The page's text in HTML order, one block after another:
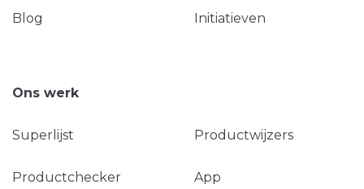
Blog Initiatieven
Ons werk
Superlijst Productwijzers
Productchecker App